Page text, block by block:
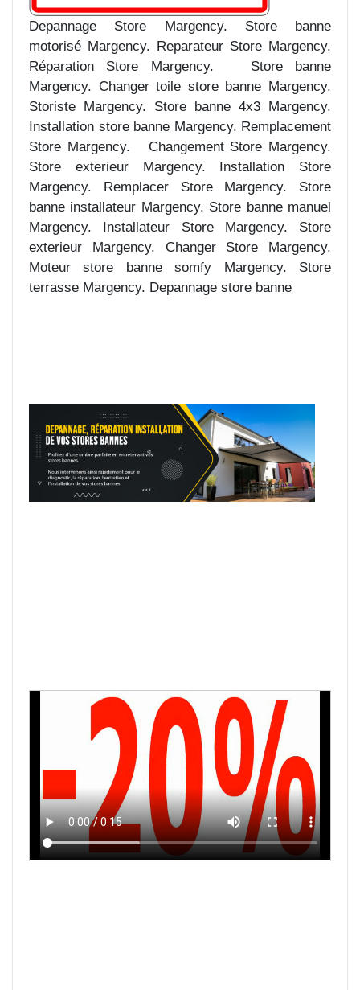
Depannage Store Margency. Store banne
motorisé Margency. Reparateur Store Margency.
Réparation Store Margency. Store banne
Margency. Changer toile store banne Margency.
Storiste Margency. Store banne 4x3 Margency.
Installation store banne Margency. Remplacement
Store Margency. Changement Store Margency.
Store exterieur Margency. Installation Store
Margency. Remplacer Store Margency. Store
banne installateur Margency. Store banne manuel
Margency. Installateur Store Margency. Store
exterieur Margency. Changer Store Margency.
Moteur store banne somfy Margency. Store
terrasse Margency. Depannage store banne